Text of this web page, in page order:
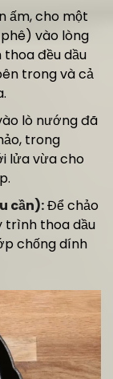
ấm, cho một
vào lòng
thoa đều dầu
trong và cả
lò nướng đã
trong
lửa vừa cho
cần):Để chảo
trình thoa dầu
chống dính